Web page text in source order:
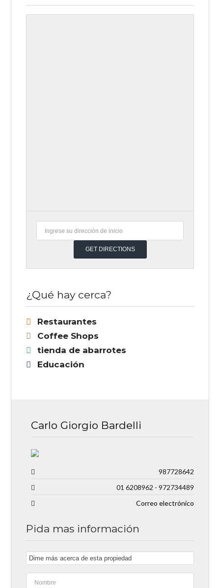
¿Qué hay cerca?
Restaurantes
Coffee Shops
tienda de abarrotes
Educación
Carlo Giorgio Bardelli
987728642
01 6208962 - 972734489
Correo electrónico
Pida mas información